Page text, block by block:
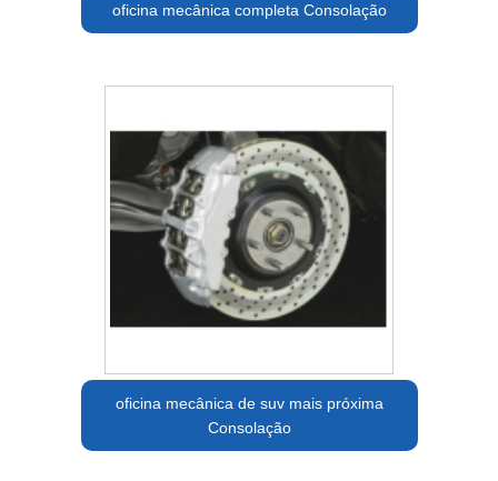
oficina mecânica completa Consolação
oficina mecânica de suv mais próxima
Consolação